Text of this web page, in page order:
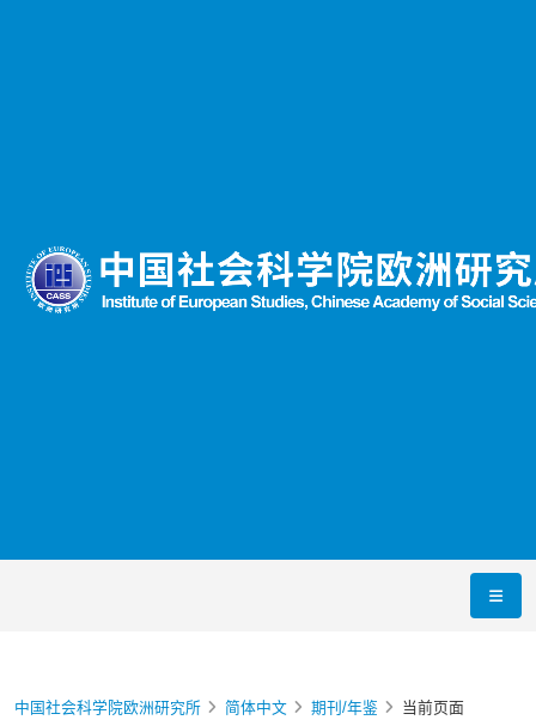
中国社会科学院欧洲研究所 简体中文 期刊/年鉴 当前页面